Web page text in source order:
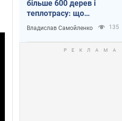
більше 600 дерев і
теплотрасу: що
відбувається на Теремках
у Києві
Владислав Самойленко 135